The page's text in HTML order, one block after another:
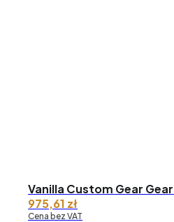
Vanilla Custom Gear
975,61 zł
Cena bez VAT